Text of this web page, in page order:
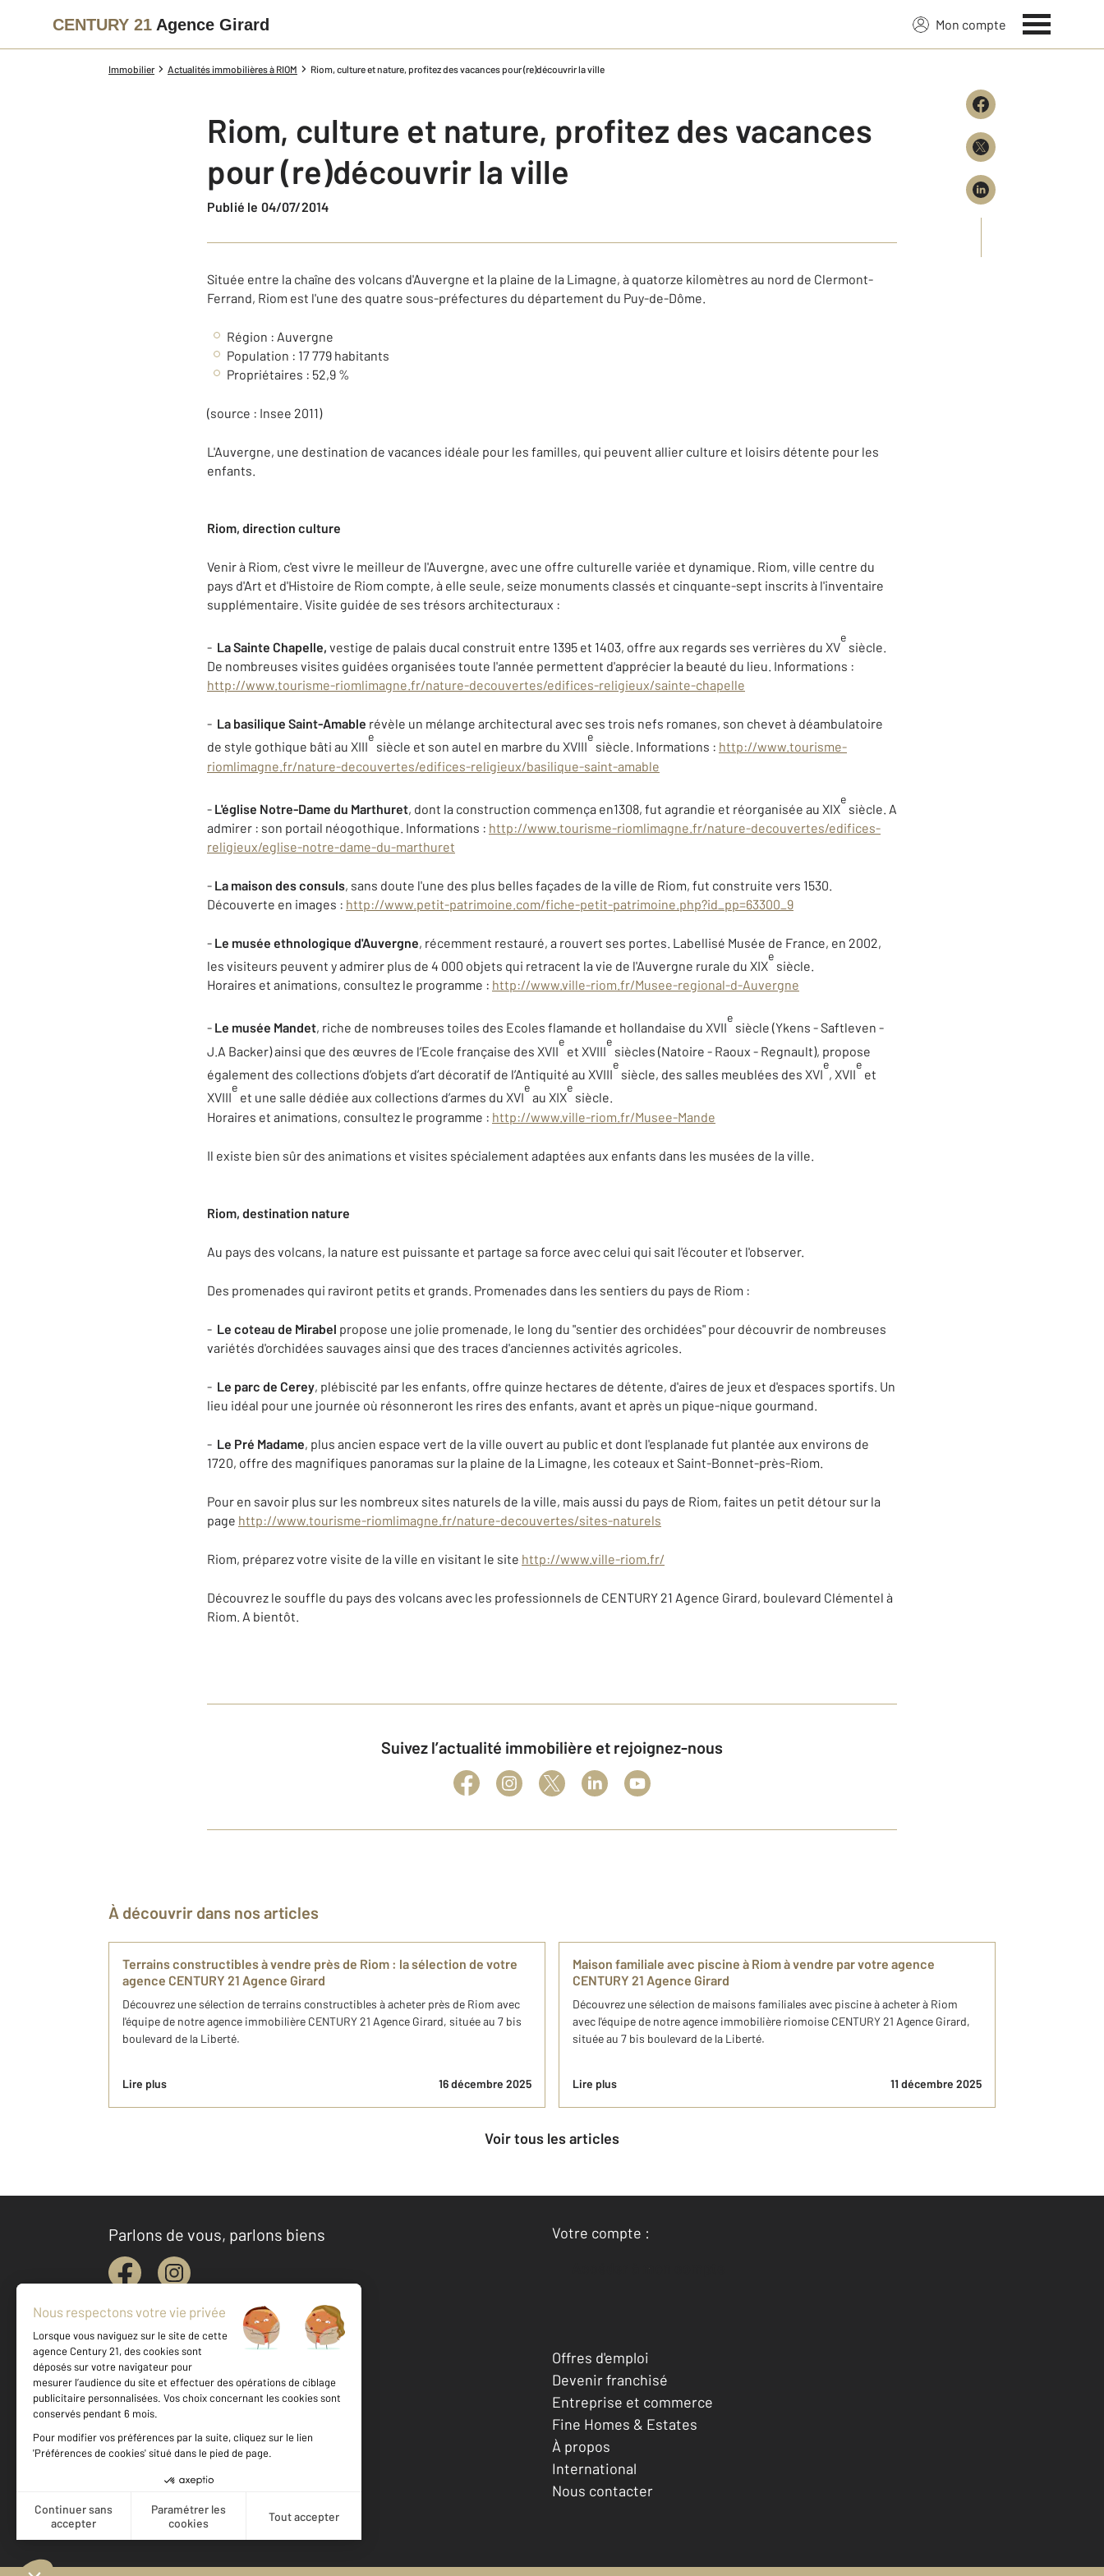
CENTURY 21 Agence Girard Mon compte
Immobilier Actualités immobilières à RIOM Riom, culture et nature, profitez des vacances pour (re)découvrir la ville
Riom, culture et nature, profitez des vacances
pour (re)découvrir la ville
Publié le 04/07/2014
Située entre la chaîne des volcans d'Auvergne et la plaine de la Limagne, à quatorze kilomètres au nord de Clermont-
Ferrand, Riom est l'une des quatre sous-préfectures du département du Puy-de-Dôme.
Région : Auvergne
Population : 17 779 habitants
Propriétaires : 52,9 %
(source : Insee 2011)
L'Auvergne, une destination de vacances idéale pour les familles, qui peuvent allier culture et loisirs détente pour les
enfants.
Riom, direction culture
Venir à Riom, c'est vivre le meilleur de l'Auvergne, avec une offre culturelle variée et dynamique. Riom, ville centre du
pays d'Art et d'Histoire de Riom compte, à elle seule, seize monuments classés et cinquante-sept inscrits à l'inventaire
supplémentaire. Visite guidée de ses trésors architecturaux :
- La Sainte Chapelle, vestige de palais ducal construit entre 1395 et 1403, offre aux regards ses verrières du XV
e
siècle.
De nombreuses visites guidées organisées toute l'année permettent d'apprécier la beauté du lieu. Informations :
http://www.tourisme-riomlimagne.fr/nature-decouvertes/edifices-religieux/sainte-chapelle
- La basilique Saint-Amable révèle un mélange architectural avec ses trois nefs romanes, son chevet à déambulatoire
de style gothique bâti au XIII
e
siècle et son autel en marbre du XVIII
e
siècle. Informations : http://www.tourisme-
riomlimagne.fr/nature-decouvertes/edifices-religieux/basilique-saint-amable
- L'église Notre-Dame du Marthuret, dont la construction commença en1308, fut agrandie et réorganisée au XIX
e
siècle. A
admirer : son portail néogothique. Informations : http://www.tourisme-riomlimagne.fr/nature-decouvertes/edifices-
religieux/eglise-notre-dame-du-marthuret
- La maison des consuls, sans doute l'une des plus belles façades de la ville de Riom, fut construite vers 1530.
Découverte en images : http://www.petit-patrimoine.com/fiche-petit-patrimoine.php?id_pp=63300_9
- Le musée ethnologique d'Auvergne, récemment restauré, a rouvert ses portes. Labellisé Musée de France, en 2002,
les visiteurs peuvent y admirer plus de 4 000 objets qui retracent la vie de l'Auvergne rurale du XIX
e
siècle.
Horaires et animations, consultez le programme : http://www.ville-riom.fr/Musee-regional-d-Auvergne
- Le musée Mandet, riche de nombreuses toiles des Ecoles flamande et hollandaise du XVII
e
siècle (Ykens - Saftleven -
J.A Backer) ainsi que des œuvres de l’Ecole française des XVII
e
et XVIII
e
siècles (Natoire - Raoux - Regnault), propose
également des collections d’objets d’art décoratif de l’Antiquité au XVIII
e
siècle, des salles meublées des XVI
e
, XVII
e
et
XVIII
e
et une salle dédiée aux collections d’armes du XVI
e
au XIX
e
siècle.
Horaires et animations, consultez le programme : http://www.ville-riom.fr/Musee-Mande
Il existe bien sûr des animations et visites spécialement adaptées aux enfants dans les musées de la ville.
Riom, destination nature
Au pays des volcans, la nature est puissante et partage sa force avec celui qui sait l'écouter et l'observer.
Des promenades qui raviront petits et grands. Promenades dans les sentiers du pays de Riom :
- Le coteau de Mirabel propose une jolie promenade, le long du "sentier des orchidées" pour découvrir de nombreuses
variétés d'orchidées sauvages ainsi que des traces d'anciennes activités agricoles.
- Le parc de Cerey, plébiscité par les enfants, offre quinze hectares de détente, d'aires de jeux et d'espaces sportifs. Un
lieu idéal pour une journée où résonneront les rires des enfants, avant et après un pique-nique gourmand.
- Le Pré Madame, plus ancien espace vert de la ville ouvert au public et dont l'esplanade fut plantée aux environs de
1720, offre des magnifiques panoramas sur la plaine de la Limagne, les coteaux et Saint-Bonnet-près-Riom.
Pour en savoir plus sur les nombreux sites naturels de la ville, mais aussi du pays de Riom, faites un petit détour sur la
page http://www.tourisme-riomlimagne.fr/nature-decouvertes/sites-naturels
Riom, préparez votre visite de la ville en visitant le site http://www.ville-riom.fr/
Découvrez le souffle du pays des volcans avec les professionnels de CENTURY 21 Agence Girard, boulevard Clémentel à
Riom. A bientôt.
Suivez l’actualité immobilière et rejoignez-nous
À découvrir dans nos articles
Terrains constructibles à vendre près de Riom : la sélection de votre
agence CENTURY 21 Agence Girard
Découvrez une sélection de terrains constructibles à acheter près de Riom avec
l'équipe de notre agence immobilière CENTURY 21 Agence Girard, située au 7 bis
boulevard de la Liberté.
Lire plus 16 décembre 2025
Maison familiale avec piscine à Riom à vendre par votre agence
CENTURY 21 Agence Girard
Découvrez une sélection de maisons familiales avec piscine à acheter à Riom
avec l'équipe de notre agence immobilière riomoise CENTURY 21 Agence Girard,
située au 7 bis boulevard de la Liberté.
Lire plus 11 décembre 2025
Voir tous les articles
Parlons de vous, parlons biens
Votre compte :
Accéder à mon compte
Votre agence est notée
Achat
Location
Offres d'emploi
Devenir franchisé
Entreprise et commerce
Fine Homes & Estates
À propos
International
Nous contacter